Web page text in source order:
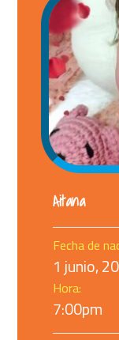
Aitana
Fecha de
1 junio,
Hora:
7:00pm